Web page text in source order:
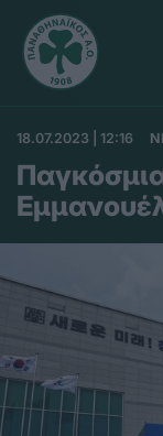
18.07.2023 | 12:16